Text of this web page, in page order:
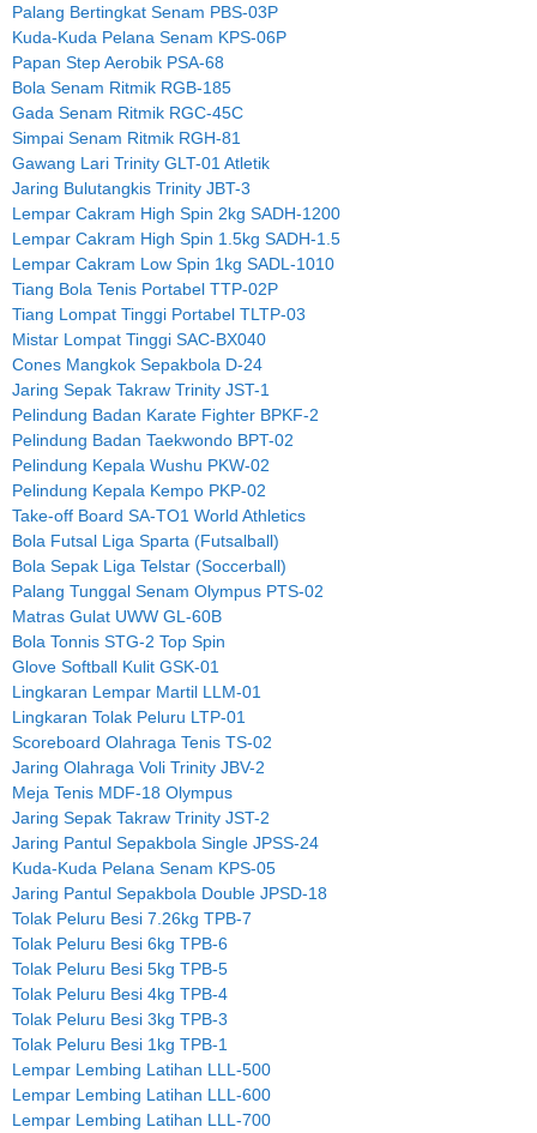
Palang Bertingkat Senam PBS-03P
Kuda-Kuda Pelana Senam KPS-06P
Papan Step Aerobik PSA-68
Bola Senam Ritmik RGB-185
Gada Senam Ritmik RGC-45C
Simpai Senam Ritmik RGH-81
Gawang Lari Trinity GLT-01 Atletik
Jaring Bulutangkis Trinity JBT-3
Lempar Cakram High Spin 2kg SADH-1200
Lempar Cakram High Spin 1.5kg SADH-1.5
Lempar Cakram Low Spin 1kg SADL-1010
Tiang Bola Tenis Portabel TTP-02P
Tiang Lompat Tinggi Portabel TLTP-03
Mistar Lompat Tinggi SAC-BX040
Cones Mangkok Sepakbola D-24
Jaring Sepak Takraw Trinity JST-1
Pelindung Badan Karate Fighter BPKF-2
Pelindung Badan Taekwondo BPT-02
Pelindung Kepala Wushu PKW-02
Pelindung Kepala Kempo PKP-02
Take-off Board SA-TO1 World Athletics
Bola Futsal Liga Sparta (Futsalball)
Bola Sepak Liga Telstar (Soccerball)
Palang Tunggal Senam Olympus PTS-02
Matras Gulat UWW GL-60B
Bola Tonnis STG-2 Top Spin
Glove Softball Kulit GSK-01
Lingkaran Lempar Martil LLM-01
Lingkaran Tolak Peluru LTP-01
Scoreboard Olahraga Tenis TS-02
Jaring Olahraga Voli Trinity JBV-2
Meja Tenis MDF-18 Olympus
Jaring Sepak Takraw Trinity JST-2
Jaring Pantul Sepakbola Single JPSS-24
Kuda-Kuda Pelana Senam KPS-05
Jaring Pantul Sepakbola Double JPSD-18
Tolak Peluru Besi 7.26kg TPB-7
Tolak Peluru Besi 6kg TPB-6
Tolak Peluru Besi 5kg TPB-5
Tolak Peluru Besi 4kg TPB-4
Tolak Peluru Besi 3kg TPB-3
Tolak Peluru Besi 1kg TPB-1
Lempar Lembing Latihan LLL-500
Lempar Lembing Latihan LLL-600
Lempar Lembing Latihan LLL-700